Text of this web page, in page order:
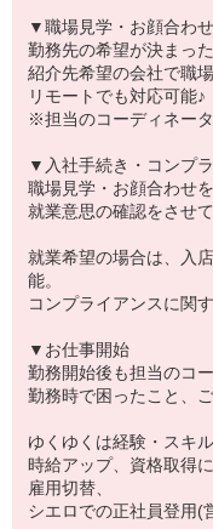
▼職場見学・お顔合わせ
勤務先の希望が決まっ
紹介先希望の会社で職
リモートでも対応可能♪
※担当のコーディネー
▼入社手続き・コンプ
職場見学・お顔合わせ
就業意思の確認をさせて
就業希望の場合は、入
能。
コンプライアンスに関
▼お仕事開始
勤務開始後も担当のコ
勤務時で困ったこと、
ゆくゆくは経験・スキ
時給アップ、資格取得
雇用切替、
シエロでの正社員登用(